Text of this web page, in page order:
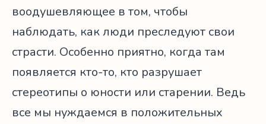
воодушевляющее в том, чтобы
наблюдать, как люди преследуют свои
страсти. Особенно приятно, когда там
появляется кто-то, кто разрушает
стереотипы о юности или старении. Ведь
все мы нуждаемся в положительных